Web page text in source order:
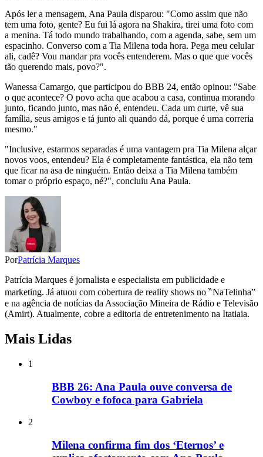
Após ler a mensagem, Ana Paula disparou: "Como assim que não
tem uma foto, gente? Eu fui lá agora na Shakira, tirei uma foto com
a menina. Tá todo mundo trabalhando, com a agenda, sabe, sem um
espacinho. Converso com a Tia Milena toda hora. Pega meu celular
ali, cadê? Vou mandar pra vocês entenderem. Mas o que que vocês
tão querendo mais, povo?".
Wanessa Camargo, que participou do BBB 24, então opinou: "Sabe
o que acontece? O povo acha que acabou a casa, continua morando
junto, ficando junto, mas não é, entendeu. Cada um curte, vê sua
família, seus amigos e tá junto ali quando dá, porque é uma correria
mesmo."
"Inclusive, estarmos separadas é uma vantagem pra Tia Milena alçar
novos voos, entendeu? Ela é completamente fantástica, ela não tem
que ficar na asa de ninguém. Então deixa a Tia Milena também
tomar o próprio espaço, né?", concluiu Ana Paula.
PorPatrícia Marques
Patrícia Marques é jornalista e especialista em publicidade e
marketing. Já atuou com cobertura de reality shows no ‶NaTelinha”
e na agência de notícias da Associação Mineira de Rádio e Televisão
(Amirt). Atualmente, cobre a editoria de entretenimento na Itatiaia.
Mais Lidas
1
BBB 26: Ana Paula ouve conversa de
Cowboy e fofoca para Gabriela
2
Milena confirma fim dos ‘Eternos’ e